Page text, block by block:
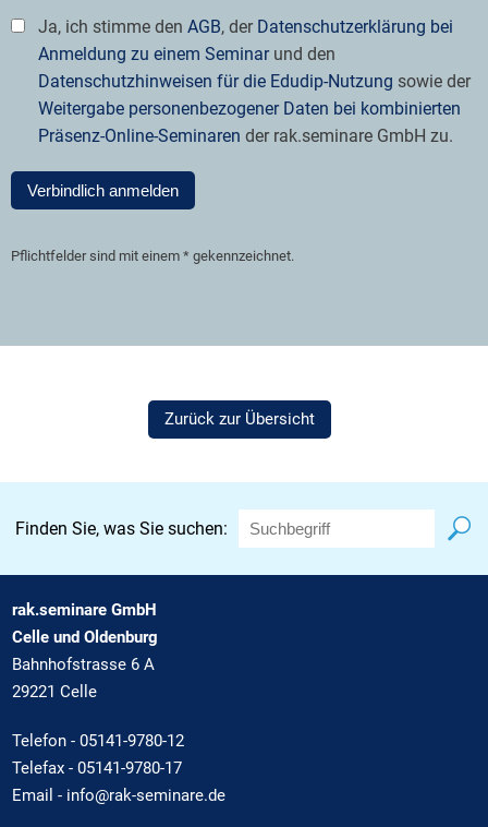
Ja, ich stimme den AGB, der Datenschutzerklärung bei
Anmeldung zu einem Seminarund den
Datenschutzhinweisen für die Edudip-Nutzung sowie der
Weitergabe personenbezogener Daten bei kombinierten
Präsenz-Online-Seminaren der rak.seminare GmbH zu.
Verbindlich anmelden
Pflichtfelder sind mit einem * gekennzeichnet.
Zurück zur Übersicht
Finden Sie, was Sie suchen:
rak.seminare GmbH
Celle und Oldenburg
Bahnhofstrasse 6 A
29221 Celle
Telefon -05141-9780-12
Telefax - 05141-9780-17
Email - info@rak-seminare.de